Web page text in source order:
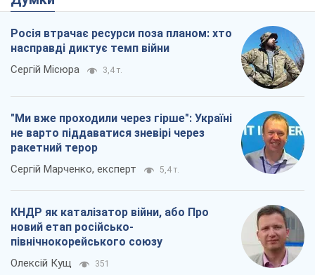
Росія втрачає ресурси поза планом: хто
насправді диктує темп війни
Сергій Місюра 3,4 т.
"Ми вже проходили через гірше": Україні
не варто піддаватися зневірі через
ракетний терор
Сергій Марченко, експерт 5,4 т.
КНДР як каталізатор війни, або Про
новий етап російсько-
північнокорейського союзу
Олексій Кущ 351